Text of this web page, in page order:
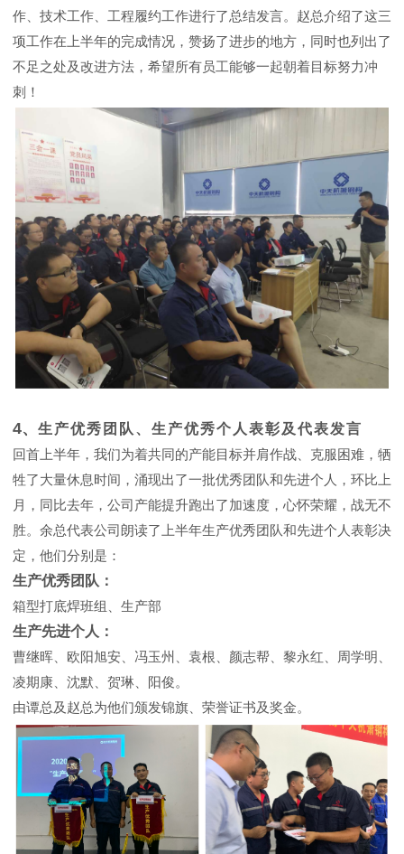
作、技术工作、工程履约工作进行了总结发言。赵总介绍了这三
项工作在上半年的完成情况，赞扬了进步的地方，同时也列出了
不足之处及改进方法，希望所有员工能够一起朝着目标努力冲
刺！
4、 生产优秀团队、生产优秀个人表彰及代表发言
回首上半年，我们为着共同的产能目标并肩作战、克服困难，牺
牲了大量休息时间，涌现出了一批优秀团队和先进个人，环比上
月，同比去年，公司产能提升跑出了加速度，心怀荣耀，战无不
胜。余总代表公司朗读了上半年生产优秀团队和先进个人表彰决
定，他们分别是：
生产优秀团队：
箱型打底焊班组、生产部
生产先进个人：
曹继晖、欧阳旭安、冯玉州、袁根、颜志帮、黎永红、周学明、
凌期康、沈默、贺琳、阳俊。
由谭总及赵总为他们颁发锦旗、荣誉证书及奖金。